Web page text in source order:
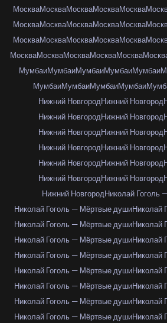
МоскваМоскваМоскваМоскваМосква
МоскваМоскваМоскваМоскваМосква
МоскваМоскваМоскваМоскваМосква
МоскваМоскваМоскваМоскваМосква
МумбаиМумбаиМумбаиМумбаиМумбаи
МумбаиМумбаиМумбаиМумбаи
Нижний НовгородНижний Новгород
Нижний НовгородНижний Новгород
Нижний НовгородНижний Новгород
Нижний НовгородНижний Новгород
Нижний НовгородНижний Новгород
Нижний НовгородНижний Новгород
Нижний НовгородНиколай Гоголь
Николай Гоголь — Мёртвые душиНиколай
Николай Гоголь — Мёртвые душиНиколай
Николай Гоголь — Мёртвые душиНиколай
Николай Гоголь — Мёртвые душиНиколай
Николай Гоголь — Мёртвые душиНиколай
Николай Гоголь — Мёртвые душиНиколай
Николай Гоголь — Мёртвые душиНиколай
Николай Гоголь — Мёртвые душиНиколай